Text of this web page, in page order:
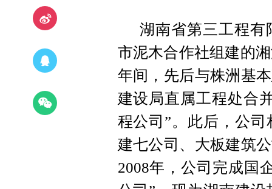
湖南省第三工程有
市泥木合作社组建的
年间，先后与株洲基
建设局直属工程处合
程公司”。此后，公
建七公司、大板建筑
2008年，公司完成国